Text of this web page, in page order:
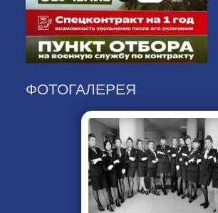
ФОТОГАЛЕРЕЯ